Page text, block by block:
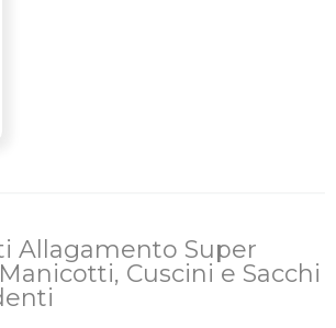
Allagamento Super
Cuscini e Sacchi